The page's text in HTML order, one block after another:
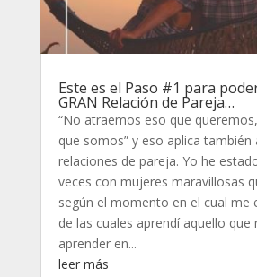
Este es el Paso #1 para
GRAN Relación de Pareja…
“No atraemos eso que
que somos” y eso aplica también
relaciones de pareja. Yo he
veces con mujeres maravillosas
según el momento en el cual me
de las cuales aprendí aquello que
aprender en...
leer más